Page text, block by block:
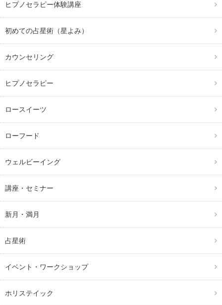
ヒプノセラピー体験講座
初めての占星術（星よみ）
カウンセリング
ヒプノセラピー
ロースイーツ
ローフード
ウェルビーイング
講座・セミナー
新月・満月
占星術
イベント・ワークショップ
ホリステイック